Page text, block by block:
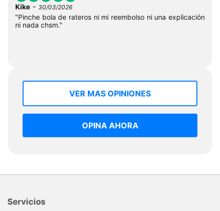
Kike - 30/03/2026
"Pinche bola de rateros ni mi reembolso ni una explicación
ni nada chsm."
VER MAS OPINIONES
OPINA AHORA
Servicios